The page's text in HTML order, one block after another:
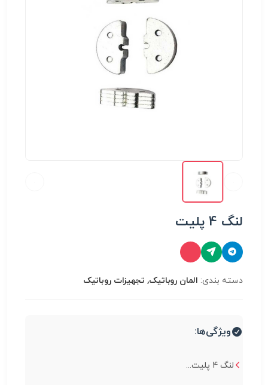
لنگ 4 پلیت
دسته بندی: المان روباتیک, تجهیزات روباتیک
ویژگی‌ها:
لنگ 4 پلیت...